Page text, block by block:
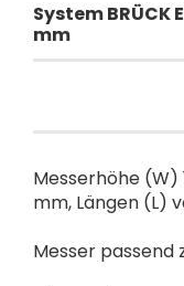
​System BRÜCK
mm
Messerhöhe (W)
mm, Längen (L)
Messer passend